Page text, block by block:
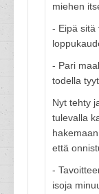
miehen
- Eipä sitä
- Pari
todella
Nyt tehty
tulevalla
että
-
isoja